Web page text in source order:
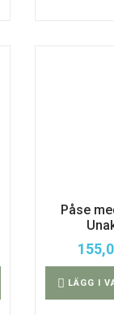
Påse
LÄGG I